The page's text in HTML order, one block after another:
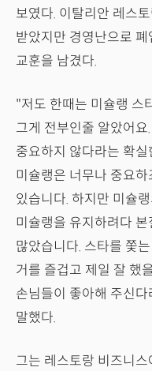
보였다. 이탈리안 레스
받았지만 경영난으로
교훈을 남겼다.
"저도 한때는 미슐랭 스
그게 전부인줄 알았어
중요하지 않다라는 확
미슐랭은 너무나 중요
있습니다. 하지만 미슐
미슐랭을 유지하려다 본
많았습니다. 스타를 쫓
거를 즐겁고 제일 잘 했
손님들이 좋아해 주신
말했다.
그는 레스토랑 비즈니